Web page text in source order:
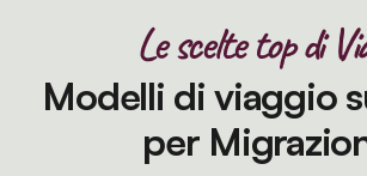
Le scelte top di
Modelli di viaggio
per